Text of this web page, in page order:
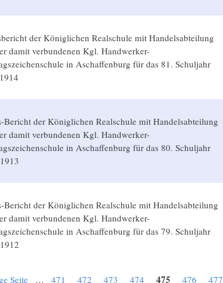
der Königlichen Realschule mit Handelsabteilung
damit verbundenen Kgl. Handwerker-
in Aschaffenburg für das 81. Schuljahr
Bericht der Königlichen Realschule mit Handelsabteilung
damit verbundenen Kgl. Handwerker-
in Aschaffenburg für das 80. Schuljahr
Bericht der Königlichen Realschule mit Handelsabteilung
damit verbundenen Kgl. Handwerker-
in Aschaffenburg für das 79. Schuljahr
Seite … 471 472 473 474 475 476 477